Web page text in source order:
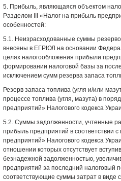
5. Прибыль, являющаяся объектом
Разделом III «Налог на прибыль
особенностей:
5.1. Неизрасходованные суммы
внесены в ЕГРЮЛ на основании
целях налогообложения прибыли
формировании налоговой базы за
исключением сумм резерва запаса
Резерв запаса топлива (угля и/или
процессе топлива (угля, мазута) в
предприятий» Налогового кодекса
5.2. Суммы задолженности, учтенные
прибыль предприятий в соответствии
предприятий» Налогового кодекса
отношении которых отсутствует
безнадежной задолженностью,
предприятий за последний налоговый
соответствующие суммы затрат в виде